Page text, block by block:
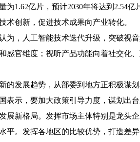
为1.62亿片，预计2030年将达到2.54
术创新，促进技术成果向产业转化。
，人工智能技术迭代升级，突破视音
感官维度；视听产品功能向着社交化
发展趋势，从部委到地方正积极谋划
示，要加大政策引导力度，谋划出台
展新格局。发挥市场主体特别是龙头
平。发挥各地区的比较优势，打造差